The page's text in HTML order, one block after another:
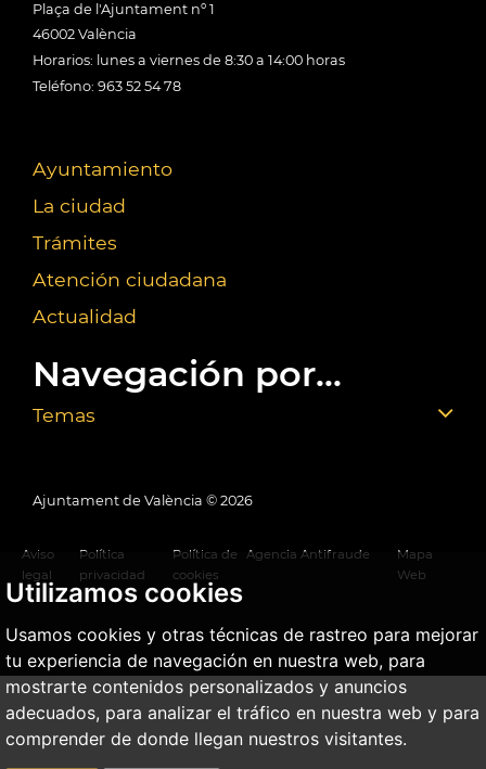
Utilizamos cookies
Usamos cookies y otras técnicas de rastreo para mejorar
tu experiencia de navegación en nuestra web, para
mostrarte contenidos personalizados y anuncios
adecuados, para analizar el tráfico en nuestra web y para
comprender de donde llegan nuestros visitantes.
Plaça de l'Ajuntament nº 1
46002 València
Horarios: lunes a viernes de 8:30 a 14:00 horas
Teléfono: 963 52 54 78
Ayuntamiento
La ciudad
Trámites
Atención ciudadana
Actualidad
Navegación por...
Temas
Ajuntament de València © 2026
Aviso
legal
Política
privacidad
Política de
cookies
Agencia Antifraude
Mapa
Web